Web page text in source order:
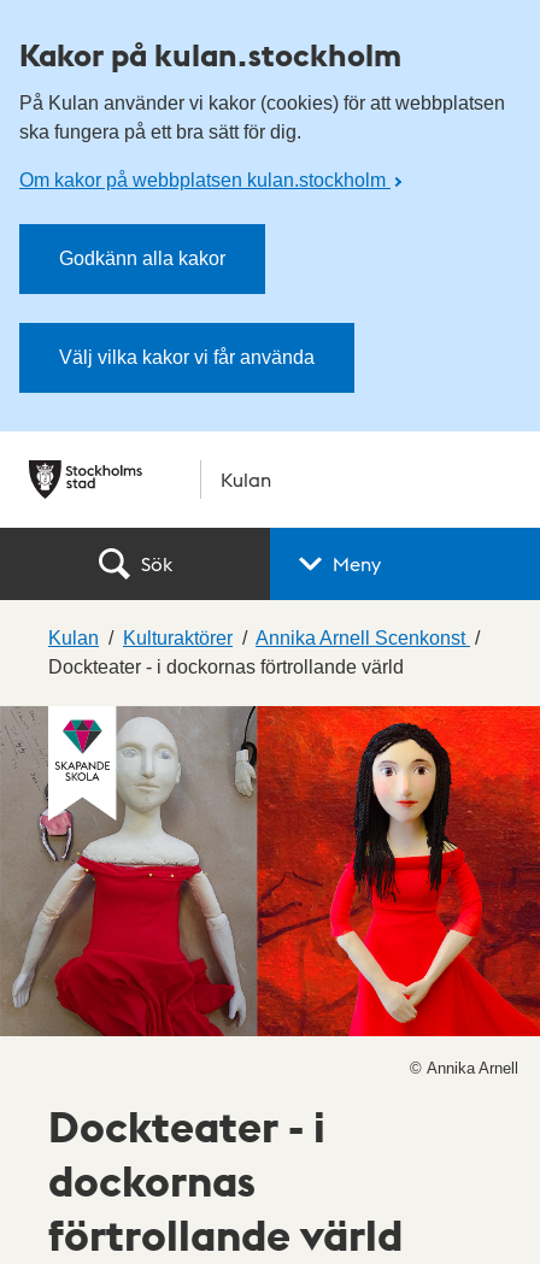
Kakor på kulan.stockholm
På Kulan använder vi kakor (cookies) för att webbplatsen
ska fungera på ett bra sätt för dig.
Om kakor på webbplatsen kulan.stockholm
Godkänn alla kakor
Välj vilka kakor vi får använda
Kulan
Sök Meny
Kulan Kulturaktörer
Annika Arnell Scenkonst
Dockteater - i dockornas förtrollande värld
© Annika Arnell
Dockteater - i
dockornas
förtrollande värld